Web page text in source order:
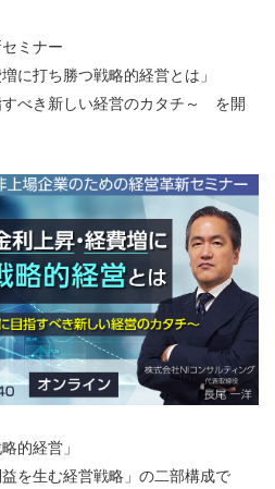
ミナー
に打ち勝つ戦略的経営とは」
すべき新しい経営のカタチ～ を開
的経営」
を生む経営戦略」の二部構成で